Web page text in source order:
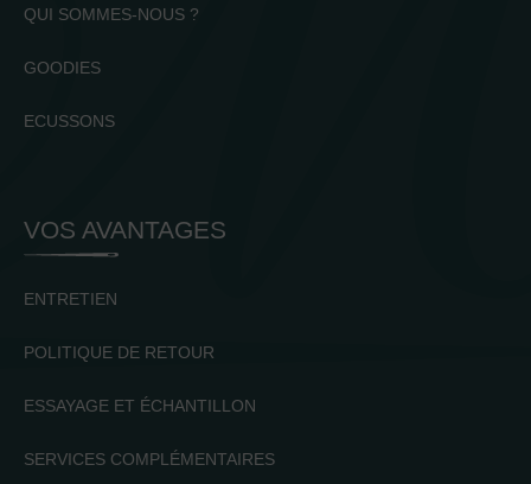
QUI SOMMES-NOUS ?
GOODIES
ECUSSONS
VOS AVANTAGES
ENTRETIEN
POLITIQUE DE RETOUR
ESSAYAGE ET ÉCHANTILLON
SERVICES COMPLÉMENTAIRES